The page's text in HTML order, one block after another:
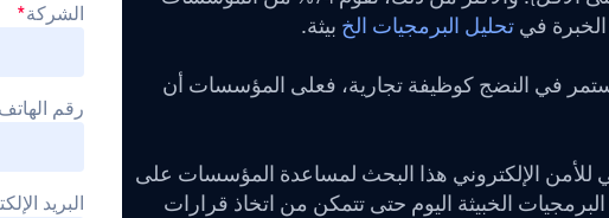
في تحليل البرمجيات الخ بيثة.
في النضج كوظيفة تجارية، فعلى المؤسسات أن
للأمن الإلكتروني هذا البحث لمساعدة المؤسسات على
الخبيثة اليوم حتى تتمكن من اتخاذ قرارات
الشركة*
رقم الهاتف
البريد